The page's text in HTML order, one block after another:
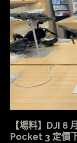
【場料】DJI 8
Pocket 3 定價